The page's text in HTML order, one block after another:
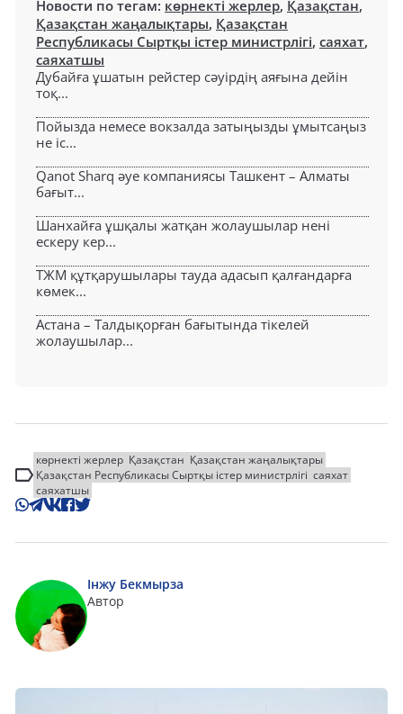
Новости по тегам: көрнекті жерлер, Қазақстан,
Қазақстан жаңалықтары, Қазақстан
Республикасы Сыртқы істер министрлігі, саяхат,
саяхатшы
Дубайға ұшатын рейстер сәуірдің аяғына дейін
тоқ...
Пойызда немесе вокзалда затыңызды ұмытсаңыз
не іс...
Qanot Sharq әуе компаниясы Ташкент – Алматы
бағыт...
Шанхайға ұшқалы жатқан жолаушылар нені
ескеру кер...
ТЖМ құтқарушылары тауда адасып қалғандарға
көмек...
Астана – Талдықорған бағытында тікелей
жолаушылар...
көрнекті жерлер Қазақстан Қазақстан жаңалықтары
Қазақстан Республикасы Сыртқы істер министрлігі саяхат
саяхатшы
Інжу Бекмырза
Автор